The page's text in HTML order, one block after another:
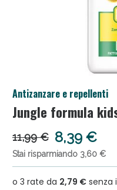
Antizanzare e repellenti
Jungle formula
11,99 € 8,39 €
Stai risparmiando 3,60 €
Anticellulite e